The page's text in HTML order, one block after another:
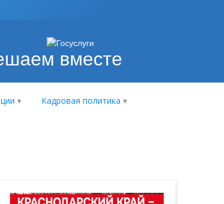
вместе
Кадровая политика